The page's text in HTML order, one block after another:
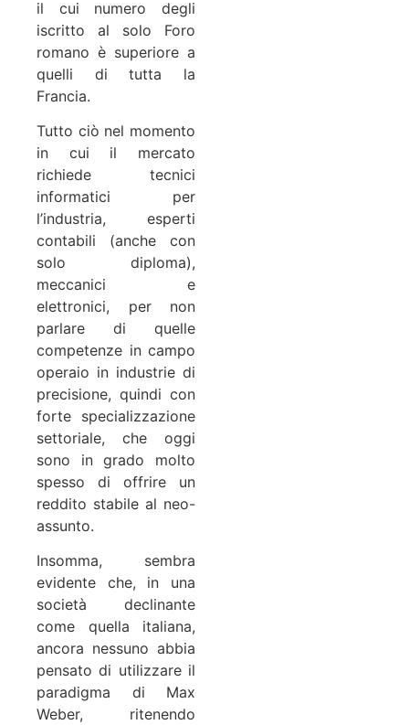
il cui numero degli
iscritto al solo Foro
romano è superiore a
quelli di tutta la
Francia.
Tutto ciò nel momento
in cui il mercato
richiede tecnici
informatici per
l’industria, esperti
contabili (anche con
solo diploma),
meccanici e
elettronici, per non
parlare di quelle
competenze in campo
operaio in industrie di
precisione, quindi con
forte specializzazione
settoriale, che oggi
sono in grado molto
spesso di offrire un
reddito stabile al neo-
assunto.
Insomma, sembra
evidente che, in una
società declinante
come quella italiana,
ancora nessuno abbia
pensato di utilizzare il
paradigma di Max
Weber, ritenendo